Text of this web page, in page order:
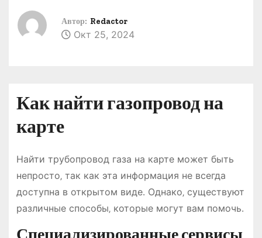
Автор: Redactor
Окт 25, 2024
Как найти газопровод на
карте
Найти трубопровод газа на карте может быть
непросто‚ так как эта информация не всегда
доступна в открытом виде․ Однако‚ существуют
различные способы‚ которые могут вам помочь․
Специализированные сервисы